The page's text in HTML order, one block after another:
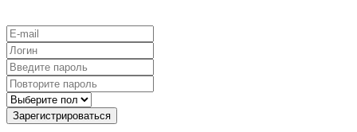
Зарегистрироваться